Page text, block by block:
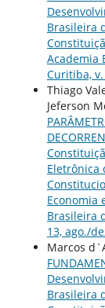
Brasileira
Academia
Curitiba,
Thiago
Jeferson
Eletrônica
Economia
Brasileira
13, ago./
Marcos
Brasileira